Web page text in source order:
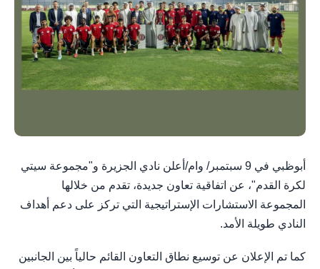
أبوظبي في 9 سبتمبر/ وام/أعلن نادي الجزيرة و"مجموعة سيتي
لكرة القدم"، عن اتفاقية تعاون جديدة، تقدم من خلالها
المجموعة الاستشارات الإستراتيجية التي تركز على دعم أهداف
النادي طويلة الأمد.
كما تم الإعلان عن توسيع نطاق التعاون القائم حالياً بين الجانبين